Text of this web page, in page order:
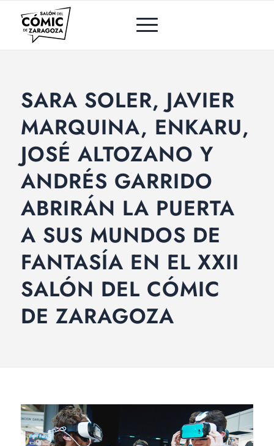
SARA SOLER, JAVIER
MARQUINA, ENKARU,
JOSÉ ALTOZANO Y
ANDRÉS GARRIDO
ABRIRÁN LA PUERTA
A SUS MUNDOS DE
FANTASÍA EN EL XXII
SALÓN DEL CÓMIC
DE ZARAGOZA